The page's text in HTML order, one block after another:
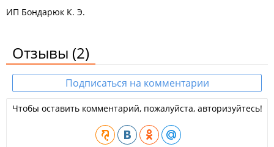
ИП Бондарюк К. Э.
Отзывы (2)
Подписаться на комментарии
Чтобы оставить комментарий, пожалуйста, авторизуйтесь!